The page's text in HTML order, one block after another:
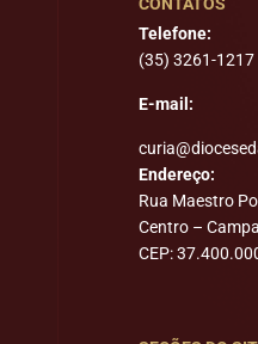
Telefone:
(35) 3261-1217
E-mail:
Endereço:
Rua Maestro
Centro –
CEP: